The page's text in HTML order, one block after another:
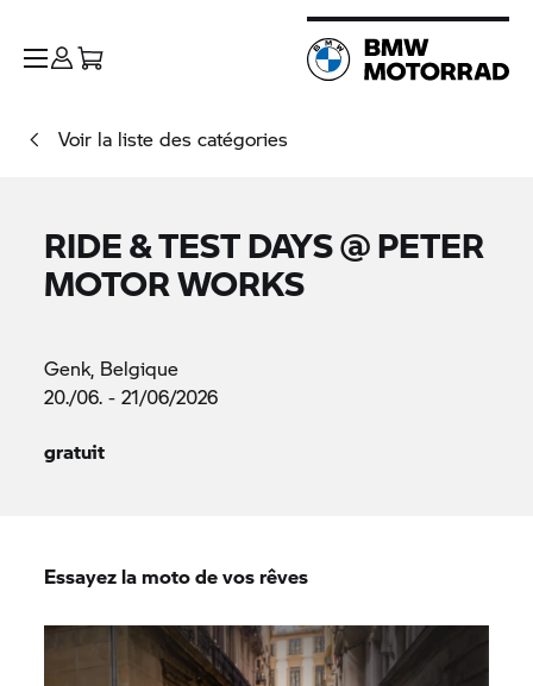
Voir la liste des catégories
RIDE & TEST DAYS @ PETER
MOTOR WORKS
Genk, Belgique
20./06. - 21/06/2026
gratuit
Essayez la moto de vos rêves